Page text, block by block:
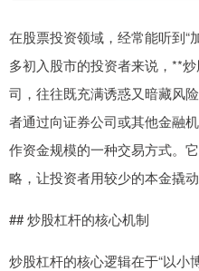
在股票投资领域，经常能听到“
多初入股市的投资者来说，**
司，往往既充满诱惑又暗藏风
者通过向证券公司或其他金融
作资金规模的一种交易方式。
略，让投资者用较少的本金撬动
## 炒股杠杆的核心机制
炒股杠杆的核心逻辑在于“以小